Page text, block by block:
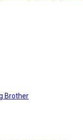
Brother